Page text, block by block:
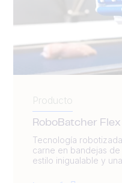
Producto
RoboBatcher Flex
Tecnología
carne en bandejas
estilo inigualable y